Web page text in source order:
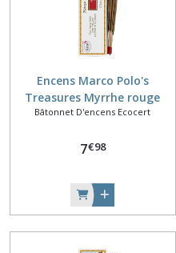
Encens Marco Polo's
Treasures Myrrhe rouge
Bâtonnet D'encens Ecocert
7€98